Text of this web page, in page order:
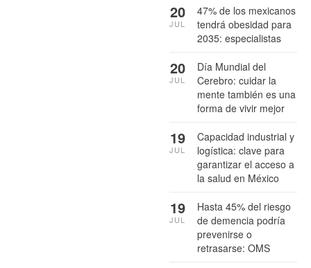
47% de los mexicanos
tendrá obesidad para
2035: especialistas
20
JUL
Día Mundial del
Cerebro: cuidar la
mente también es una
forma de vivir mejor
20
JUL
Capacidad industrial y
logística: clave para
garantizar el acceso a
la salud en México
19
JUL
Hasta 45% del riesgo
de demencia podría
prevenirse o
retrasarse: OMS
19
JUL